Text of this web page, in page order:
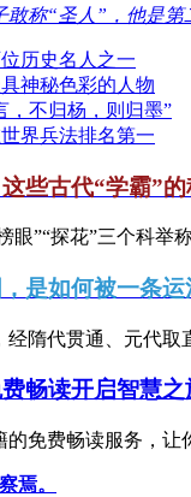
称“圣人”，他是第
历史名人之一
神秘色彩的人物
，不归杨，则归墨”
界兵法排名第一
些古代“学霸”
眼”“探花”三个科举
是如何被一条运
隋代贯通、元代
畅读开启智慧之
免费畅读服务，
焉。